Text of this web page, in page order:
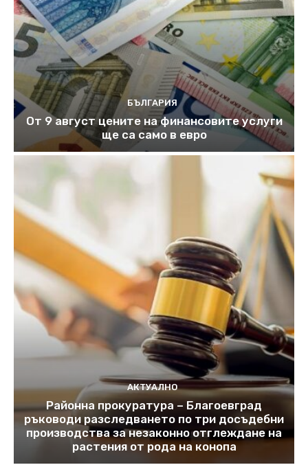
БЪЛГАРИЯ
От 9 август цените на финансовите услуги
ще са само в евро
АКТУАЛНО
Районна прокуратура – Благоевград
ръководи разследването по три досъдебни
производства за незаконно отглеждане на
растения от рода на конопа